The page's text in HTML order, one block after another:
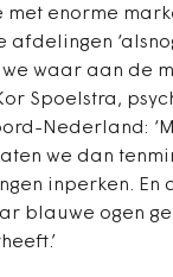
enorme
afdelingen
waar aan de
Spoelstra,
Nederland:
we dan
inperken. En
blauwe ogen